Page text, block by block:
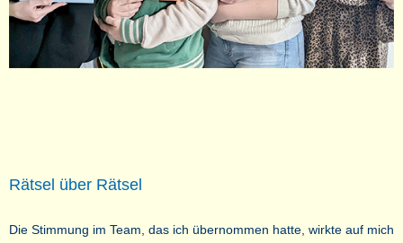
Rätsel über Rätsel
Die Stimmung im Team, das ich übernommen hatte, wirkte auf mich